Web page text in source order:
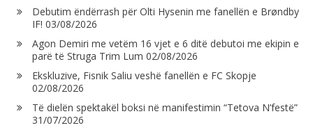
Debutim ëndërrash për Olti Hysenin me fanellën e Brøndby
IF! 03/08/2026
Agon Demiri me vetëm 16 vjet e 6 ditë debutoi me ekipin e
parë të Struga Trim Lum 02/08/2026
Ekskluzive, Fisnik Saliu veshë fanellën e FC Skopje
02/08/2026
Të dielën spektakël boksi në manifestimin “Tetova N’festë”
31/07/2026